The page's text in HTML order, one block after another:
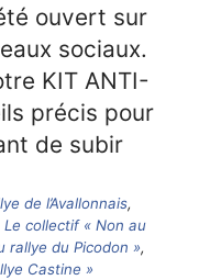
ouvert sur
sociaux.
KIT ANTI-
précis pour
de subir
de l’Avallonnais,
Le collectif « Non au
rallye du Picodon »,
Castine »